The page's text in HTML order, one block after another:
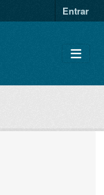
Entrar